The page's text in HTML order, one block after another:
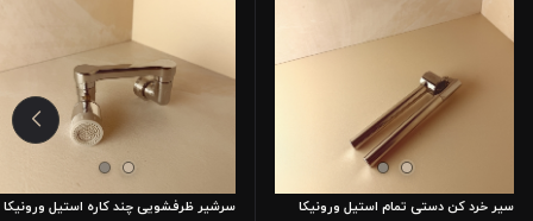
سیر خرد کن دستی تمام استیل ورونیکا سرشیر ظرفشویی چند کاره استیل ورونیکا